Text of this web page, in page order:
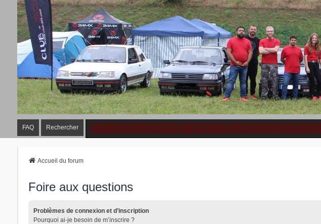
FAQ Rechercher
Accueil du forum
Foire aux questions
Problèmes de connexion et d’inscription
Pourquoi ai-je besoin de m’inscrire ?